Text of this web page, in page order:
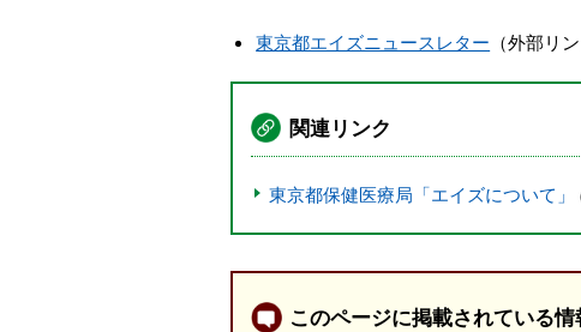
東京都エイズニュースレター （外部リン
関連リンク
東京都保健医療局「エイズについて」
このページに掲載されている